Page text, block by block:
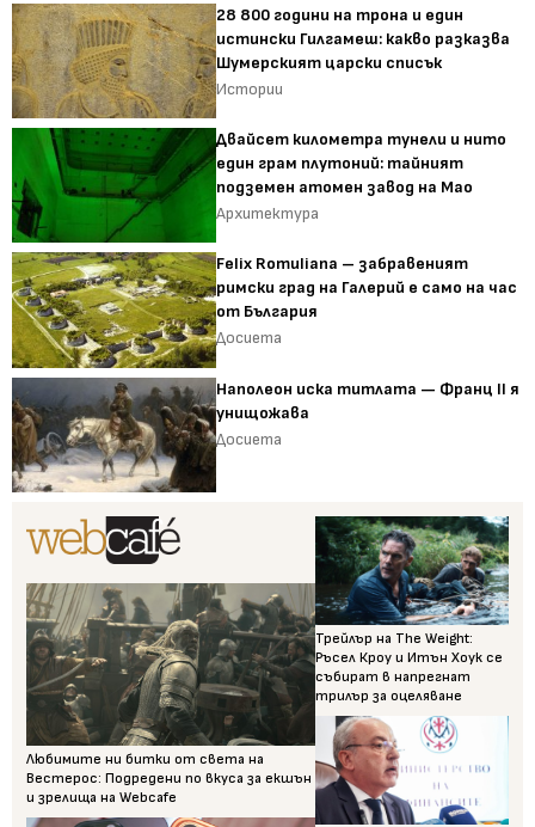
28 800 години на трона и един
истински Гилгамеш: какво разказва
Шумерският царски списък
Истории
Двайсет километра тунели и нито
един грам плутоний: тайният
подземен атомен завод на Мао
Архитектура
Felix Romuliana – забравеният
римски град на Галерий е само на час
от България
Досиета
Наполеон иска титлата — Франц II я
унищожава
Досиета
Любимите ни битки от света на
Вестерос: Подредени по вкуса за екшън
и зрелища на Webcafe
Трейлър на The Weight:
Ръсел Кроу и Итън Хоук се
събират в напрегнат
трилър за оцеляване